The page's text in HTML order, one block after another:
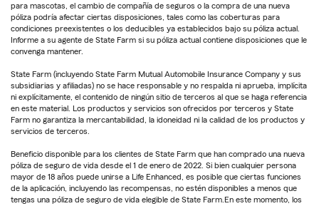
para mascotas, el cambio de compañía de seguros o la compra de una nueva
póliza podría afectar ciertas disposiciones, tales como las coberturas para
condiciones preexistentes o los deducibles ya establecidos bajo su póliza actual.
Informe a su agente de State Farm si su póliza actual contiene disposiciones que le
convenga mantener.
State Farm (incluyendo State Farm Mutual Automobile Insurance Company y sus
subsidiarias y afiliadas) no se hace responsable y no respalda ni aprueba, implícita
ni explícitamente, el contenido de ningún sitio de terceros al que se haga referencia
en este material. Los productos y servicios son ofrecidos por terceros y State
Farm no garantiza la mercantabilidad, la idoneidad ni la calidad de los productos y
servicios de terceros.
Beneficio disponible para los clientes de State Farm que han comprado una nueva
póliza de seguro de vida desde el 1 de enero de 2022. Si bien cualquier persona
mayor de 18 años puede unirse a Life Enhanced, es posible que ciertas funciones
de la aplicación, incluyendo las recompensas, no estén disponibles a menos que
tengas una póliza de seguro de vida elegible de State Farm.En este momento, los